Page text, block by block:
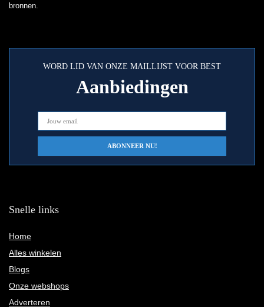
bronnen.
WORD LID VAN ONZE MAILLIJST VOOR BEST
Aanbiedingen
Snelle links
Home
Alles winkelen
Blogs
Onze webshops
Adverteren